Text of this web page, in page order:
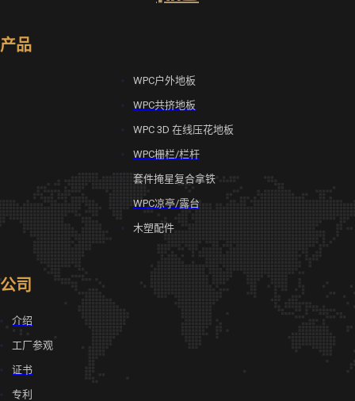
产品
WPC户外地板
WPC共挤地板
WPC 3D 在线压花地板
WPC栅栏/栏杆
套件掩星复合拿铁
WPC凉亭/露台
木塑配件
公司
介绍
工厂参观
证书
专利